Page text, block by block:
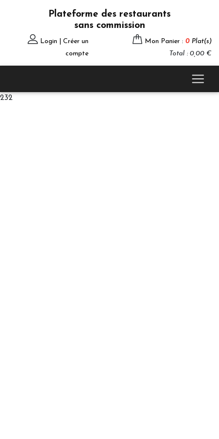
Plateforme des restaurants
sans commission
Login | Créer un
compte
Mon Panier : 0 Plat(s)
Total : 0,00 €
232